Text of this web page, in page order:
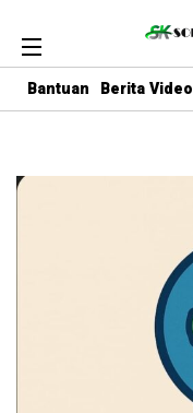
Bantuan Berita Video